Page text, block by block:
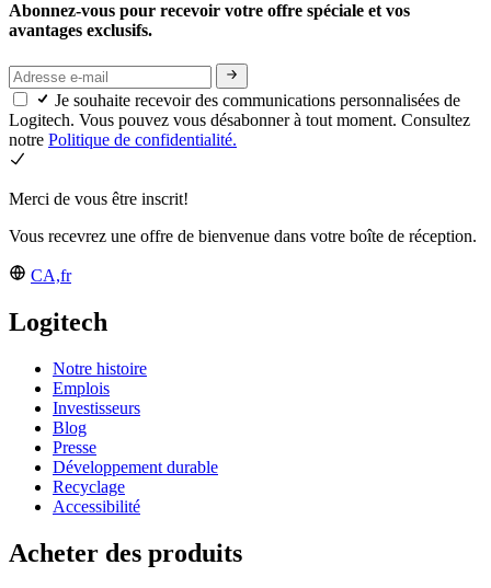
Abonnez-vous pour recevoir votre offre spéciale et vos
avantages exclusifs.
Je souhaite recevoir des communications personnalisées de
Logitech. Vous pouvez vous désabonner à tout moment. Consultez
notre Politique de confidentialité.
Merci de vous être inscrit!
Vous recevrez une offre de bienvenue dans votre boîte de réception.
CA,fr
Logitech
Notre histoire
Emplois
Investisseurs
Blog
Presse
Développement durable
Recyclage
Accessibilité
Acheter des produits